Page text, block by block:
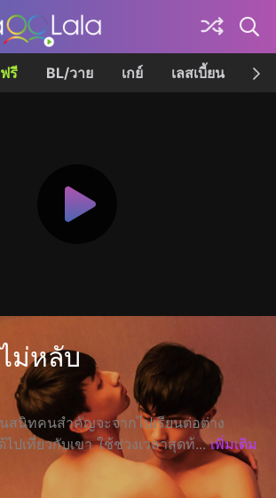
ฟรี BL/วาย เกย์ เลสเบี้ยน เค
ม่หลับ
สนิทคนสำคัญจะจากไปเรียนต่อต่าง
ไปเที่ยวกับเขา ใช้ช่วงเวลาสุดท้... เพิ่มเติม